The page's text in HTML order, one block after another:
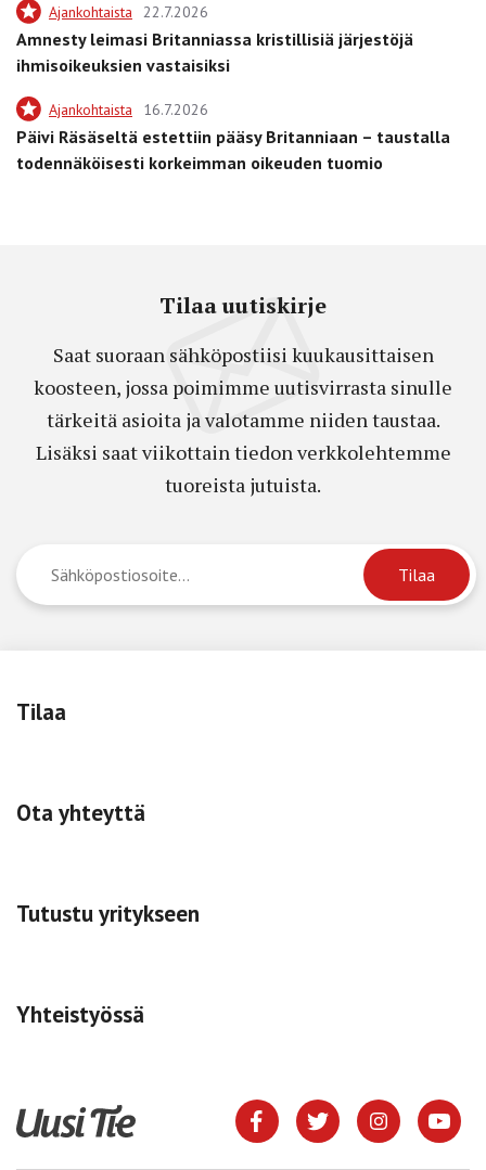
Ajankohtaista 22.7.2026
Amnesty leimasi Britanniassa kristillisiä järjestöjä
ihmisoikeuksien vastaisiksi
Ajankohtaista 16.7.2026
Päivi Räsäseltä estettiin pääsy Britanniaan – taustalla
todennäköisesti korkeimman oikeuden tuomio
Tilaa uutiskirje
Saat suoraan sähköpostiisi kuukausittaisen
koosteen, jossa poimimme uutisvirrasta sinulle
tärkeitä asioita ja valotamme niiden taustaa.
Lisäksi saat viikottain tiedon verkkolehtemme
tuoreista jutuista.
Tilaa
Ota yhteyttä
Tutustu yritykseen
Yhteistyössä